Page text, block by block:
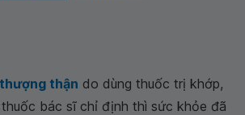
thận do dùng thuốc trị khớp,
thuốc bác sĩ chỉ định thì sức khỏe đã